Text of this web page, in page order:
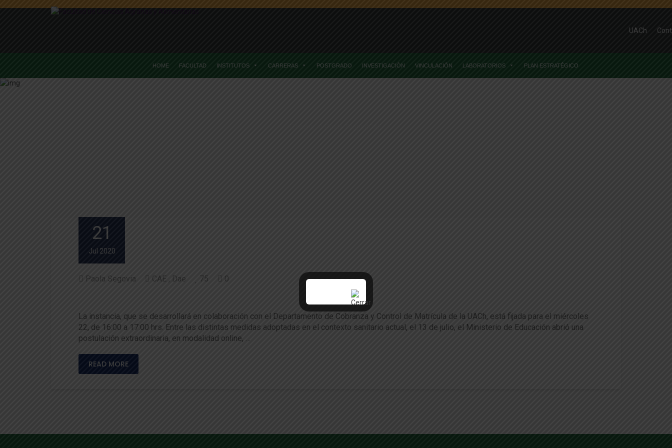
UACh
HOME FACULTAD INSTITUTOS CARRERAS POSTGRADO INVESTIGACIÓN VINCULACIÓN LABORATORIOS PLAN ESTRATÉGICO
21
Jul 2020
Paola Segovia CAE Dae 75 0
DAE invita a charla informativa sobre postulación extraordinaria al CAE
La instancia, que se desarrollará en colaboración con el Departamento de Cobranza y Control de Matrícula de la UACh, está fijada para el miércoles
22, de 16:00 a 17:00 hrs. Entre las distintas medidas adoptadas en el contexto sanitario actual, el 13 de julio, el Ministerio de Educación abrió una
postulación extraordinaria, en modalidad online, …
READ MORE